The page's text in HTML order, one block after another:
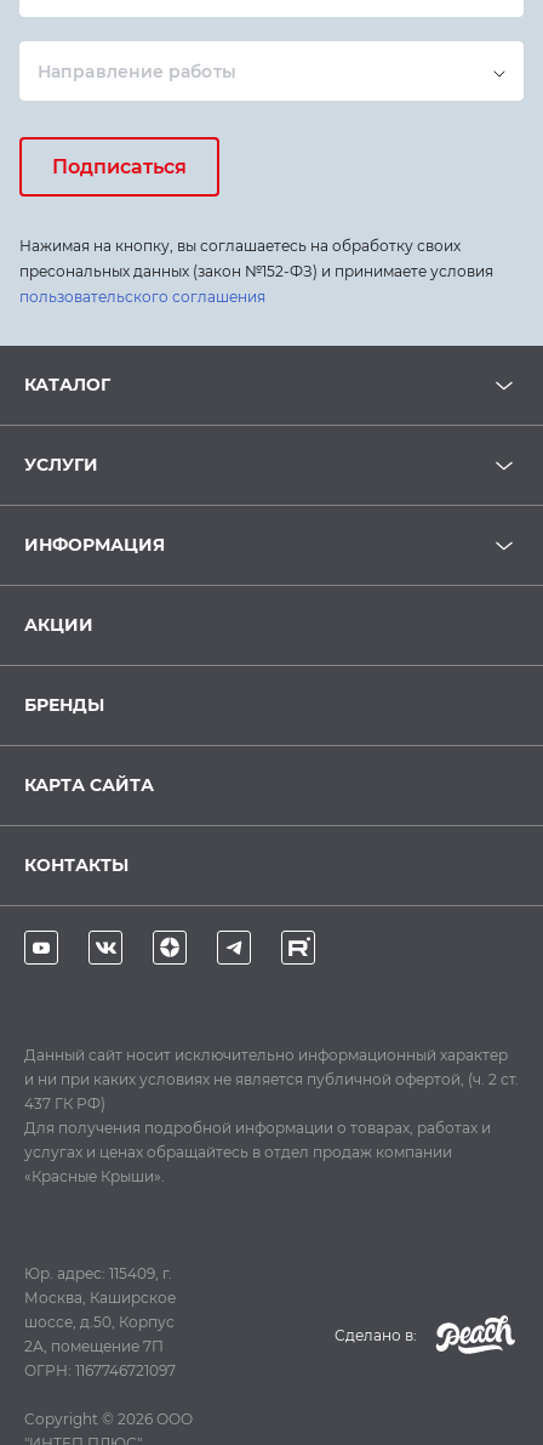
Направление работы
Подписаться
Нажимая на кнопку, вы соглашаетесь на обработку своих
пресональных данных (закон №152-ФЗ) и принимаете условия
пользовательского соглашения
КАТАЛОГ
УСЛУГИ
ИНФОРМАЦИЯ
АКЦИИ
БРЕНДЫ
КАРТА САЙТА
КОНТАКТЫ
Данный сайт носит исключительно информационный характер
и ни при каких условиях не является публичной офертой, (ч. 2 ст.
437 ГК РФ)
Для получения подробной информации о товарах, работах и
услугах и ценах обращайтесь в отдел продаж компании
«Красные Крыши».
Юр. адрес: 115409, г.
Москва, Каширское
шоссе, д.50, Корпус
2А, помещение 7П
ОГРН: 1167746721097
Copyright © 2026 ООО
Cделано в: